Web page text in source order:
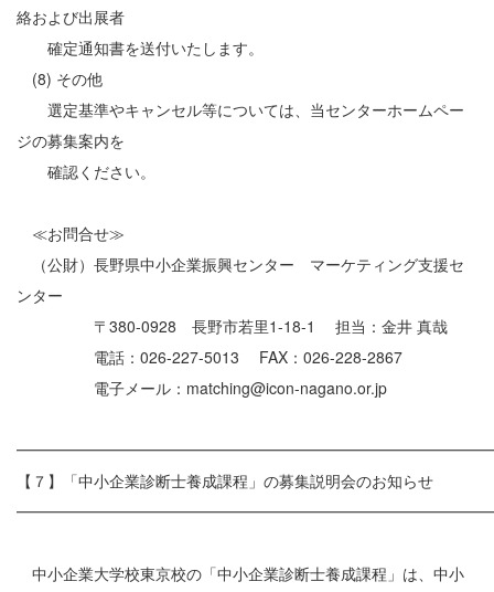
絡および出展者
確定通知書を送付いたします。
(8) その他
選定基準やキャンセル等については、当センターホームペー
ジの募集案内を
確認ください。
≪お問合せ≫
（公財）長野県中小企業振興センター マーケティング支援セ
ンター
〒380-0928 長野市若里1-18-1 担当：金井 真哉
電話：026-227-5013 FAX：026-228-2867
電子メール：matching@icon-nagano.or.jp
【７】「中小企業診断士養成課程」の募集説明会のお知らせ
中小企業大学校東京校の「中小企業診断士養成課程」は、中小